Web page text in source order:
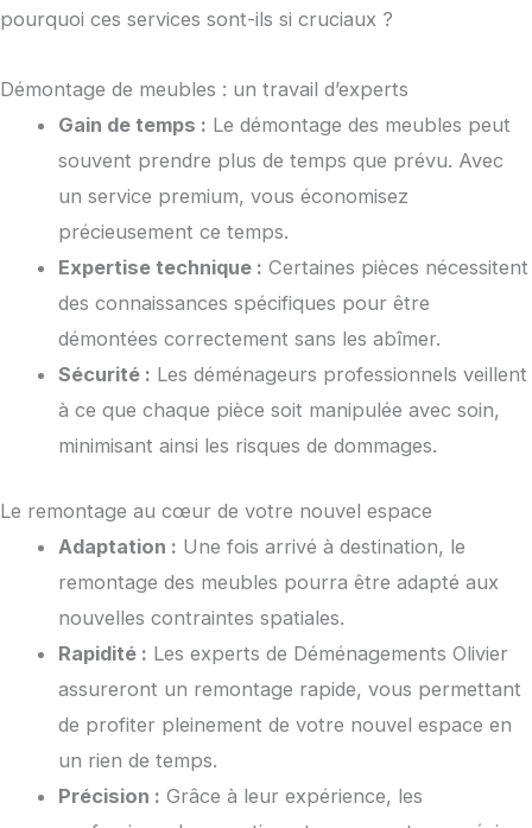
pourquoi ces services sont-ils si cruciaux ?
Démontage de meubles : un travail d’experts
Gain de temps : Le démontage des meubles peut
souvent prendre plus de temps que prévu. Avec
un service premium, vous économisez
précieusement ce temps.
Expertise technique : Certaines pièces nécessitent
des connaissances spécifiques pour être
démontées correctement sans les abîmer.
Sécurité : Les déménageurs professionnels veillent
à ce que chaque pièce soit manipulée avec soin,
minimisant ainsi les risques de dommages.
Le remontage au cœur de votre nouvel espace
Adaptation : Une fois arrivé à destination, le
remontage des meubles pourra être adapté aux
nouvelles contraintes spatiales.
Rapidité : Les experts de Déménagements Olivier
assureront un remontage rapide, vous permettant
de profiter pleinement de votre nouvel espace en
un rien de temps.
Précision : Grâce à leur expérience, les